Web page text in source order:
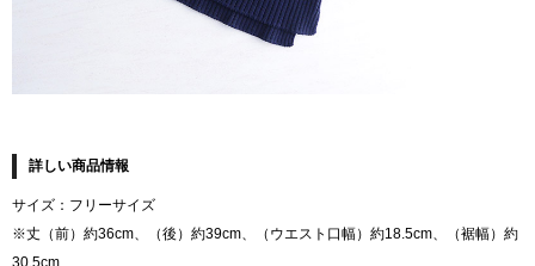
詳しい商品情報
サイズ：フリーサイズ
※丈（前）約36cm、（後）約39cm、（ウエスト口幅）約18.5cm、（裾幅）約